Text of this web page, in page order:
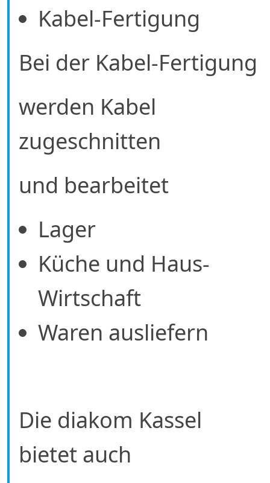
Kabel-Fertigung
Bei der Kabel-Fertigung
werden Kabel
zugeschnitten
und bearbeitet
Lager
Küche und Haus-
Wirtschaft
Waren ausliefern
Die diakom Kassel
bietet auch